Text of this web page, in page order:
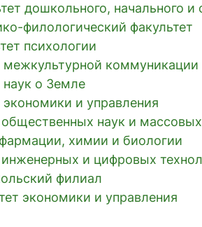
дошкольного, начального и
филологический факультет
психологии
межкультурной
наук о Земле
экономики и управления
общественных наук и
фармации, химии и биологии
инженерных и цифровых
филиал
экономики и управления